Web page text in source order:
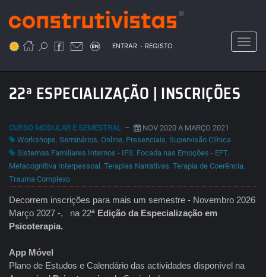
para
conteúdo
ENTRAR . REGISTO
22ª ESPECIALIZAÇÃO | INSCRIÇÕES
CURSO MODULAR E SEMESTRAL –
NOV 2020 A MARÇO 2021
Workshops, Seminários, Online, Presenciais, Supervisão Clínica
Sistemas Familiares Internos - IFS, Focada nas Emoções - EFT,
Metacognitiva Interpessoal , Terapias Narrativas, Terapia de Coerência,
Trauma Complexo
Decorrem inscrições para mais um semestre - Novembro 2026
Março 2027 -, na 22ª Edição da Especialização em
Psicoterapia.
App Móvel
Plano de Estudos e Calendário das actividades disponível na